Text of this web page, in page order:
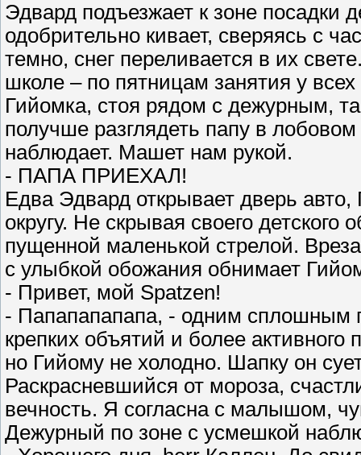
Эдвард подъезжает к зоне посадки
одобрительно кивает, сверяясь с
темно, снег переливается в их
школе – по пятницам занятия у
Гийомка, стоя рядом с дежурным,
получше разглядеть папу в
наблюдает. Машет нам рукой.
- ПАПА ПРИЕХАЛ!
Едва Эдвард открывает дверь
округу. Не скрывая своего
пущенной маленькой стрелой.
с улыбкой обожания обнимает
- Привет, мой Spatzen!
- Папапапапапа, - одним сплошным
крепких объятий и более активного
но Гийому не холодно. Шапку он
Раскрасневшийся от мороза,
вечность. Я согласна с малышом,
Дежурный по зоне с усмешкой